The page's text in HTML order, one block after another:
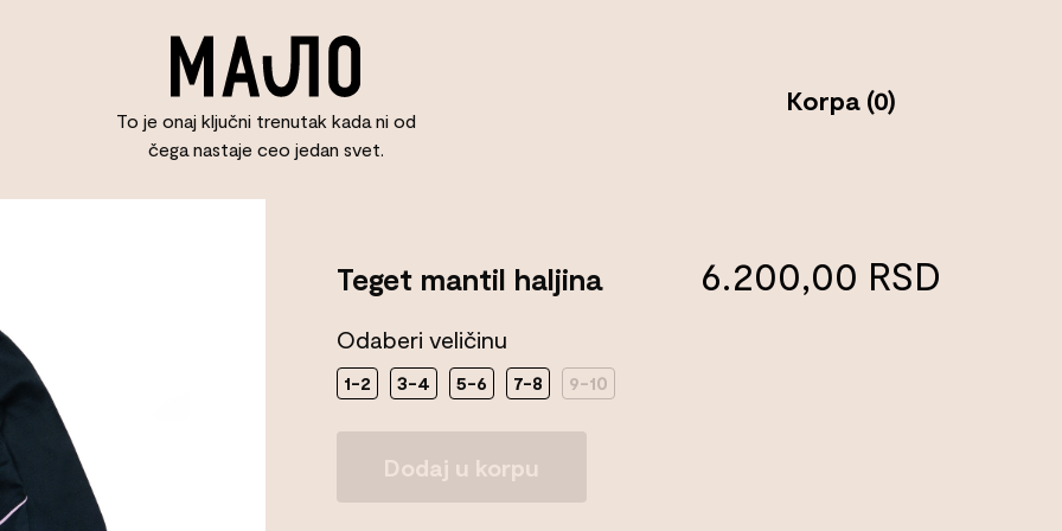
To je onaj ključni trenutak kada ni od
čega nastaje ceo jedan svet.
Korpa (0)
Teget mantil haljina 6.200,00 RSD
Odaberi veličinu
1-2 3-4 5-6 7-8 9-10
haljina
Dodaj u korpu